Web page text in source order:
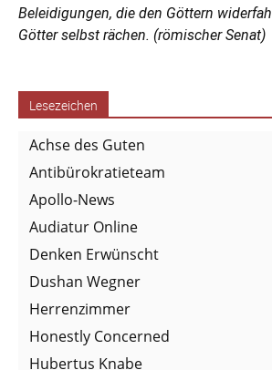
Beleidigungen, die den Göttern
Götter selbst rächen. (römischer Senat)
Lesezeichen
Achse des Guten
Antibürokratieteam
Apollo-News
Audiatur Online
Denken Erwünscht
Dushan Wegner
Herrenzimmer
Honestly Concerned
Hubertus Knabe